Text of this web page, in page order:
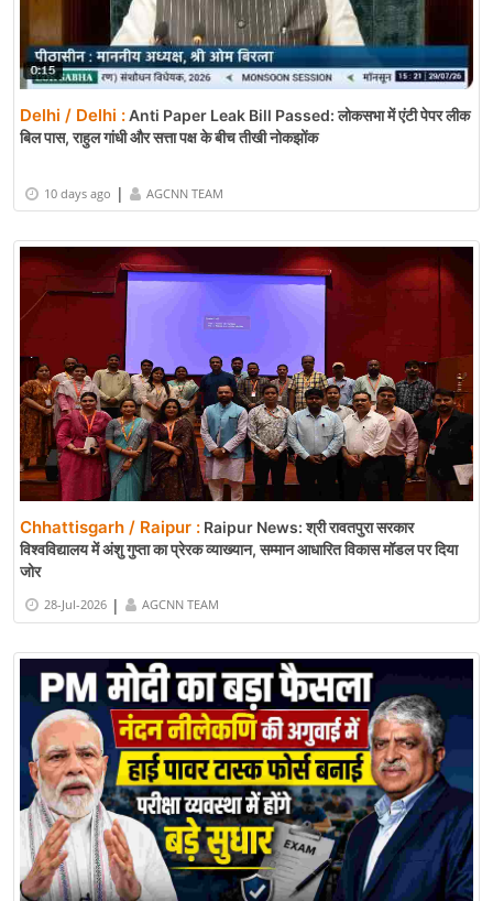
Delhi / Delhi :Anti Paper Leak Bill Passed: लोकसभा में एंटी पेपर लीक
बिल पास, राहुल गांधी और सत्ता पक्ष के बीच तीखी नोकझोंक
10 days ago | AGCNN TEAM
Chhattisgarh / Raipur : Raipur News: श्री रावतपुरा सरकार
विश्वविद्यालय में अंशु गुप्ता का प्रेरक व्याख्यान, सम्मान आधारित विकास मॉडल पर दिया
जोर
28-Jul-2026 | AGCNN TEAM